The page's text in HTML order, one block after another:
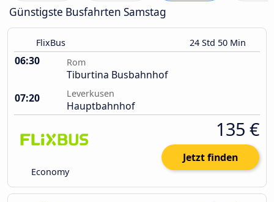
Günstigste Busfahrten Samstag
FlixBus 24 Std 50 Min
06:30 Rom
Tiburtina Busbahnhof
07:20
Leverkusen
Hauptbahnhof
Economy
135 €
Jetzt finden